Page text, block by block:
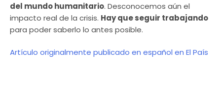
del mundo humanitario. Desconocemos aún el
impacto real de la crisis. Hay que seguir trabajando
para poder saberlo lo antes posible.
Artículo originalmente publicado en español en El País